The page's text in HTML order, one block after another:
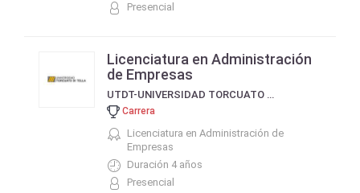
Presencial
Licenciatura en Administración
de Empresas
UTDT-UNIVERSIDAD TORCUATO DI TELLA
Carrera
Licenciatura en Administración de
Empresas
Duración 4 años
Presencial